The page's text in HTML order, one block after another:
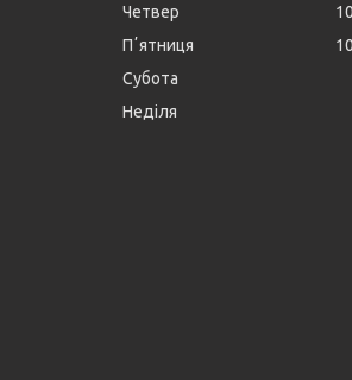
Четвер
Пʼятниця
Субота
Неділя